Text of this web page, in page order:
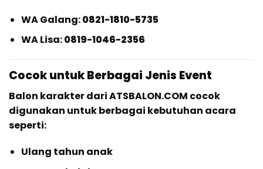
WA Galang:0821-1810-5735
WA Lisa:0819-1046-2356
Cocok untuk Berbagai Jenis Event
Balon karakter dari ATSBALON.COM cocok
digunakan untuk berbagai kebutuhan acara
seperti:
Ulang tahun anak